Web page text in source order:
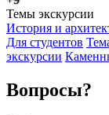
Темы экскурсии
История и
Для студентов
экскурсии
Вопросы?